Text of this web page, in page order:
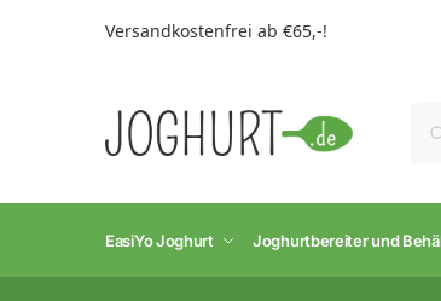
Versandkostenfrei ab €65,-!
EasiYo Joghurt Joghurtbereiter und